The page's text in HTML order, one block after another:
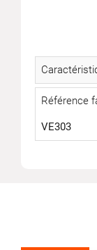
Référence
VE303